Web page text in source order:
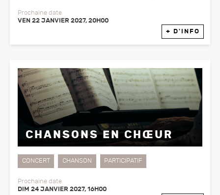
Prochaine date
VEN 22 JANVIER 2027, 20H00
+ D'INFO
CHANSONS EN CHŒUR
CONCERT CHANSON PARTICIPATIF
Prochaine date
DIM 24 JANVIER 2027, 16H00